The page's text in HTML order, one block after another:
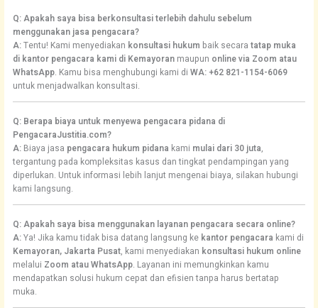
Q: Apakah saya bisa berkonsultasi terlebih dahulu sebelum
menggunakan jasa pengacara?
A:Tentu! Kami menyediakan konsultasi hukum baik secaratatap muka
di kantor pengacara kami di Kemayoran maupun online via Zoom atau
WhatsApp. Kamu bisa menghubungi kami diWA: +62 821-1154-6069
untuk menjadwalkan konsultasi.
Q: Berapa biaya untuk menyewa pengacara pidana di
PengacaraJustitia.com?
A: Biaya jasa pengacara hukum pidana kami mulai dari 30 juta,
tergantung pada kompleksitas kasus dan tingkat pendampingan yang
diperlukan. Untuk informasi lebih lanjut mengenai biaya, silakan hubungi
kami langsung.
Q: Apakah saya bisa menggunakan layanan pengacara secara online?
A:Ya! Jika kamu tidak bisa datang langsung ke kantor pengacara kami di
Kemayoran, Jakarta Pusat, kami menyediakan konsultasi hukum online
melalui Zoom atau WhatsApp. Layanan ini memungkinkan kamu
mendapatkan solusi hukum cepat dan efisien tanpa harus bertatap
muka.